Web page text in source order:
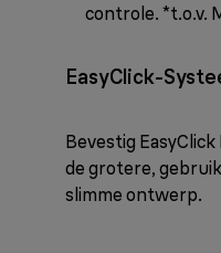
controle. *t.o.v.
EasyClick-
Bevestig
de grotere,
slimme ontwerp.